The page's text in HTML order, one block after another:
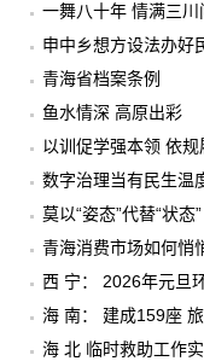
一舞八十年 情满三川
申中乡想方设法办好
青海省档案条例
鱼水情深 高原出彩
以训促学强本领 依规
数字治理当有民生温
莫以“姿态”代替“状态”
青海消费市场如何悄
西 宁： 2026年元旦
海 南： 建成159座
海 北 临时救助工作